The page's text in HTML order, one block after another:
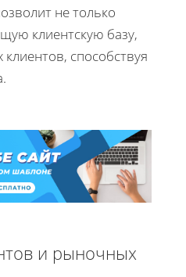
не только
клиентскую базу,
способствуя
и рыночных